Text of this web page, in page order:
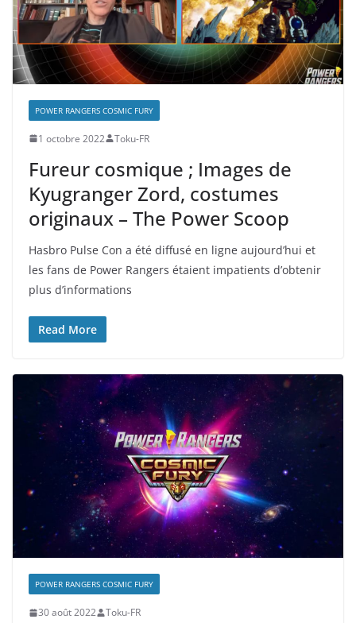
POWER RANGERS COSMIC FURY
1 octobre 2022 Toku-FR
Fureur cosmique ; Images de
Kyugranger Zord, costumes
originaux – The Power Scoop
Hasbro Pulse Con a été diffusé en ligne aujourd’hui et
les fans de Power Rangers étaient impatients d’obtenir
plus d’informations
Read More
POWER RANGERS COSMIC FURY
30 août 2022 Toku-FR